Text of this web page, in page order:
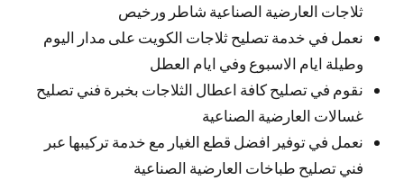
ثلاجات العارضية الصناعية شاطر ورخيص
نعمل في خدمة تصليح ثلاجات الكويت على مدار اليوم
وطيلة ايام الاسبوع وفي ايام العطل
نقوم في تصليح كافة اعطال الثلاجات بخبرة فني تصليح
غسالات العارضية الصناعية
نعمل في توفير افضل قطع الغيار مع خدمة تركيبها عبر
فني تصليح طباخات العارضية الصناعية